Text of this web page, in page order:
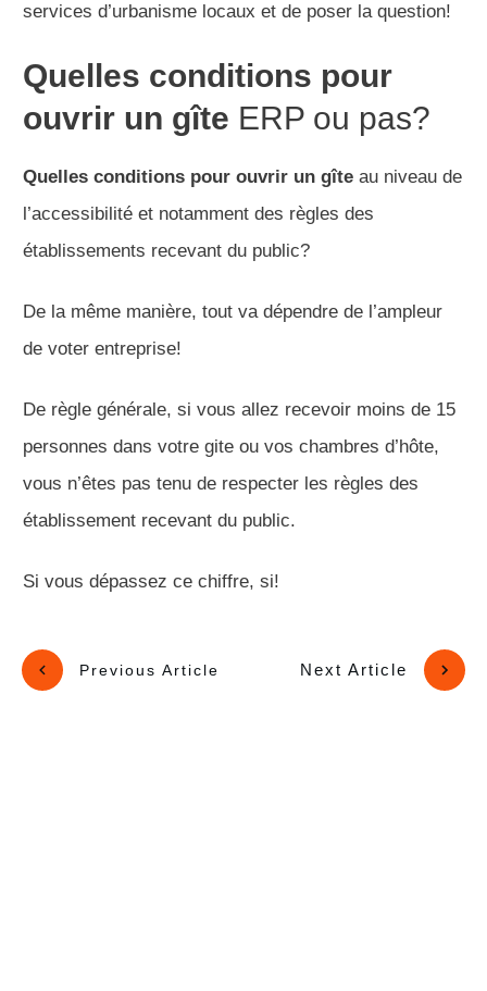
services d’urbanisme locaux et de poser la question!
Quelles conditions pour
ouvrir un gîte ERP ou pas?
Quelles conditions pour ouvrir un gîte au niveau de
l’accessibilité et notamment des règles des
établissements recevant du public?
De la même manière, tout va dépendre de l’ampleur
de voter entreprise!
De règle générale, si vous allez recevoir moins de 15
personnes dans votre gite ou vos chambres d’hôte,
vous n’êtes pas tenu de respecter les règles des
établissement recevant du public.
Si vous dépassez ce chiffre, si!
Previous Article Next Article